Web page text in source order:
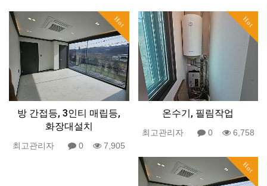
Hot
방 간접등, 3인티 매립등,
화장대설치
최고관리자 0 7,905
Hot
온수기, 필림작업
최고관리자 0 6,758
Hot